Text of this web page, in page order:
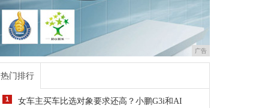
广告
热门排行
1 女车主买车比选对象要求还高？小鹏G3i和AI